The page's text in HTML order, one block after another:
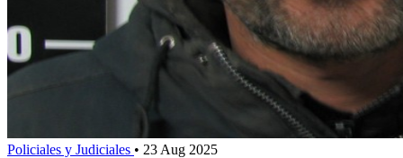
Policiales y Judiciales • 23 Aug 2025